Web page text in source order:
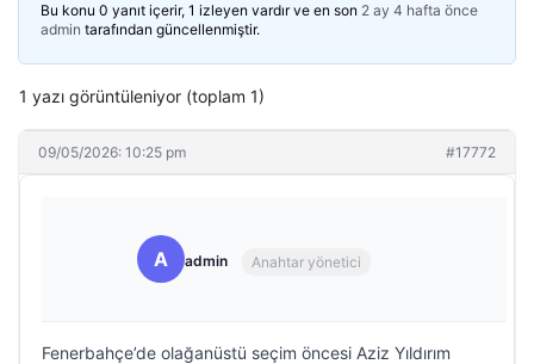
Bu konu 0 yanıt içerir, 1 izleyen vardır ve en son 2 ay 4 hafta önce
admin tarafından güncellenmiştir.
1 yazı görüntüleniyor (toplam 1)
09/05/2026: 10:25 pm #17772
A admin Anahtar yönetici
Fenerbahçe’de olağanüstü seçim öncesi Aziz Yıldırım